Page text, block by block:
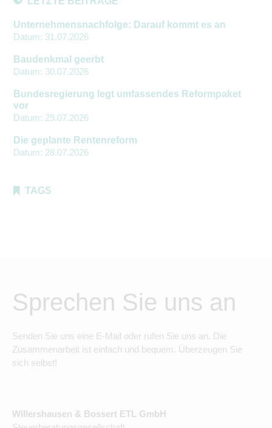
Unternehmensnachfolge: Darauf kommt es an
Datum: 31.07.2026
Baudenkmal geerbt
Datum: 30.07.2026
Bundesregierung legt umfassendes Reformpaket
vor
Datum: 29.07.2026
Die geplante Rentenreform
Datum: 28.07.2026
TAGS
Sprechen Sie uns an
Senden Sie uns eine E-Mail oder rufen Sie uns an. Die
Zusammenarbeit ist einfach und bequem. Überzeugen Sie
sich selbst!
Willershausen & Bossert ETL GmbH